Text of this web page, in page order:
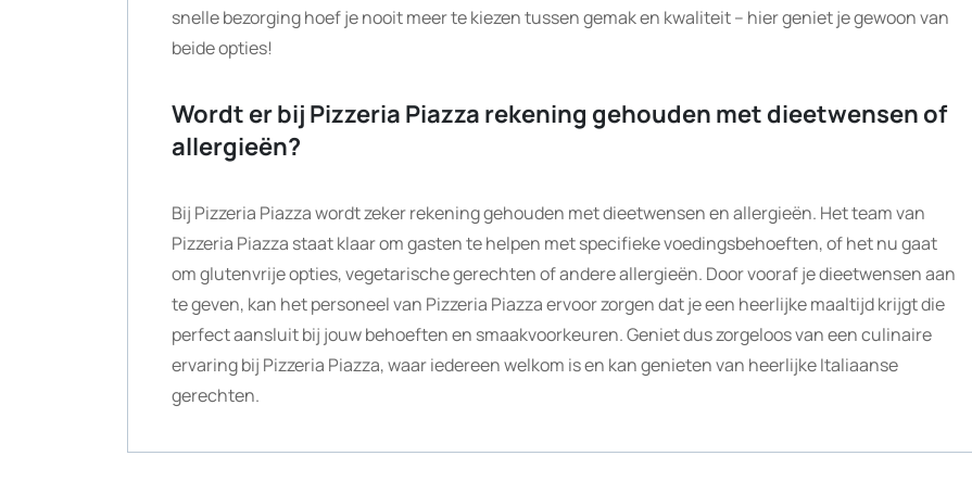
snelle bezorging hoef je nooit meer te kiezen tussen gemak en kwaliteit – hier geniet je gewoon van
beide opties!
Wordt er bij Pizzeria Piazza rekening gehouden met dieetwensen of
allergieën?
Bij Pizzeria Piazza wordt zeker rekening gehouden met dieetwensen en allergieën. Het team van
Pizzeria Piazza staat klaar om gasten te helpen met specifieke voedingsbehoeften, of het nu gaat
om glutenvrije opties, vegetarische gerechten of andere allergieën. Door vooraf je dieetwensen aan
te geven, kan het personeel van Pizzeria Piazza ervoor zorgen dat je een heerlijke maaltijd krijgt die
perfect aansluit bij jouw behoeften en smaakvoorkeuren. Geniet dus zorgeloos van een culinaire
ervaring bij Pizzeria Piazza, waar iedereen welkom is en kan genieten van heerlijke Italiaanse
gerechten.